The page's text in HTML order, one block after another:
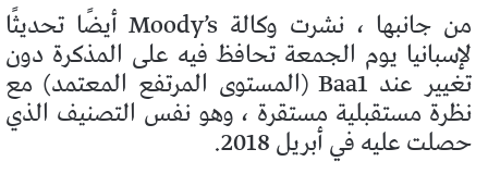
من جانبها ، نشرت وكالة Moody’s أيضًا تحديثًا
لإسبانيا يوم الجمعة تحافظ فيه على المذكرة دون
تغيير عند Baa1 (المستوى المرتفع المعتمد) مع
نظرة مستقبلية مستقرة ، وهو نفس التصنيف الذي
حصلت عليه في أبريل 2018.